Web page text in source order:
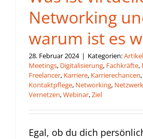
Networking
warum ist es
28. Februar 2024 | Kategorien:Artikel
Meetings, Digitalisierung, Fachkräfte,
Freelancer, Karriere, Karrierechancen,
Kontaktpflege, Networking, Netzwerk
Vernetzen,Webinar,Ziel
Egal, ob du dich